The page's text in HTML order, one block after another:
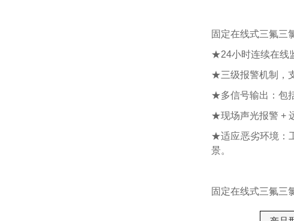
固定在线式三氟三
★24小时连续在线
★三级报警机制，
★多信号输出：包
★现场声光报警 +
★适应恶劣环境：
景。
固定在线式三氟三